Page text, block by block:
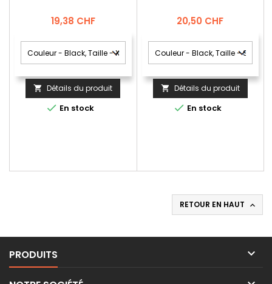
Prix
19,38 CHF
 Détails du produit
 En stock
Prix
20,50 CHF
 Détails du produit
 En stock
RETOUR EN HAUT 
PRODUITS 